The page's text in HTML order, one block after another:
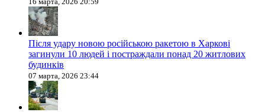
Після удару новою російською ракетою в Харкові
загинули 10 людей і постраждали понад 20 житлових
будинків
07 марта, 2026 23:44